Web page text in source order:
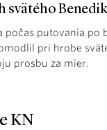
svätého
počas putovania po
pri hrobe
prosbu za mier.
KN